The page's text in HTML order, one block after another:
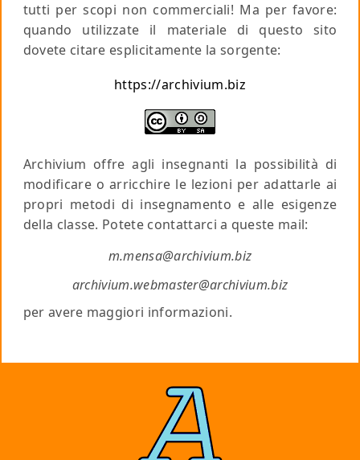
tutti per scopi non commerciali! Ma per favore:
quando utilizzate il materiale di questo sito
dovete citare esplicitamente la sorgente:
https://archivium.biz
Archivium offre agli insegnanti la possibilità di
modificare o arricchire le lezioni per adattarle ai
propri metodi di insegnamento e alle esigenze
della classe. Potete contattarci a queste mail:
m.mensa@archivium.biz
archivium.webmaster@archivium.biz
per avere maggiori informazioni.